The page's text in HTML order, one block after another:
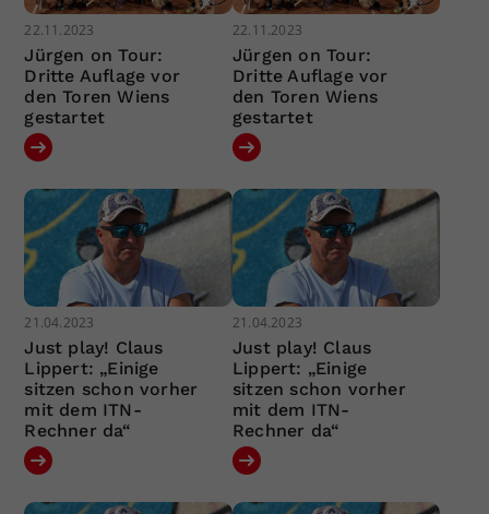
22.11.2023
Jürgen on Tour:
Dritte Auflage vor
den Toren Wiens
gestartet
22.11.2023
Jürgen on Tour:
Dritte Auflage vor
den Toren Wiens
gestartet
21.04.2023
Just play! Claus
Lippert: „Einige
sitzen schon vorher
mit dem ITN-
Rechner da“
21.04.2023
Just play! Claus
Lippert: „Einige
sitzen schon vorher
mit dem ITN-
Rechner da“